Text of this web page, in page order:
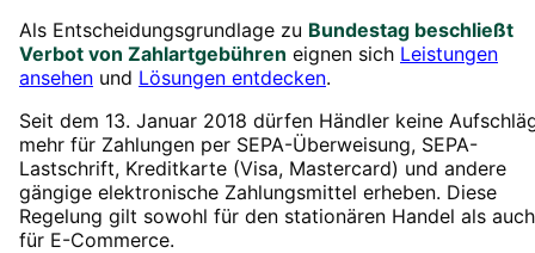
Als Entscheidungsgrundlage zu Bundestag beschließt
Verbot von Zahlartgebühren eignen sich Leistungen
ansehen und Lösungen entdecken.
Seit dem 13. Januar 2018 dürfen Händler keine
mehr für Zahlungen per SEPA-Überweisung, SEPA-
Lastschrift, Kreditkarte (Visa, Mastercard) und andere
gängige elektronische Zahlungsmittel erheben. Diese
Regelung gilt sowohl für den stationären Handel als auch
für E-Commerce.